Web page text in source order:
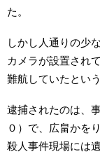
た。
しかし人通りの少
カメラが設置され
難航していたとい
逮捕されたのは、
０）で、広畠かを
殺人事件現場には